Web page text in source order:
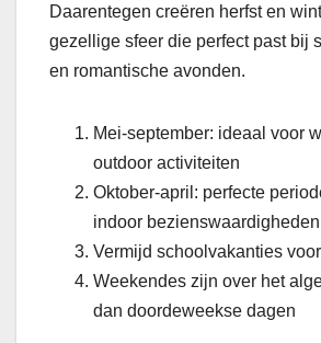
Daarentegen creëren herfst en
gezellige sfeer die perfect past bij
en romantische avonden.
Mei-september: ideaal voor
outdoor activiteiten
Oktober-april: perfecte
indoor bezienswaardigheden
Vermijd schoolvakanties
Weekendes zijn over het
dan doordeweekse dagen